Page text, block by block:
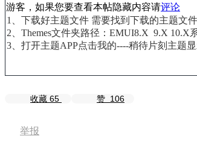
游客，如果您要查看本帖隐藏内容请评论
1、下载好主题文件 需要找到下载的主题文
2、 Themes文件夹路径： EMUI8.X 9.X 10.X
3、打开主题APP点击我的----稍待片刻主题
收藏 65 赞 106
举报